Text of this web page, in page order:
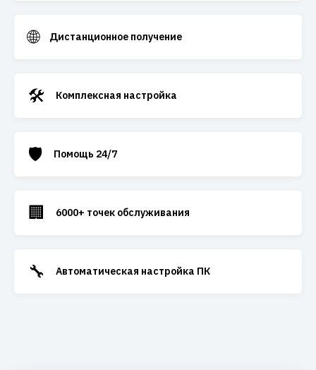
🌐 Дистанционное получение
🛠️ Комплексная настройка
🛡️ Помощь 24/7
🏢 6000+ точек обслуживания
🔧 Автоматическая настройка ПК